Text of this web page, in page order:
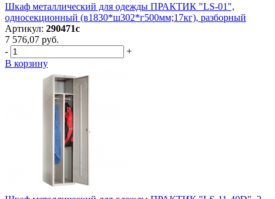
Шкаф металлический для одежды ПРАКТИК "LS-01",
односекционный (в1830*ш302*г500мм;17кг), разборный
Артикул: 290471с
7 576,07 руб.
-
+
В корзину